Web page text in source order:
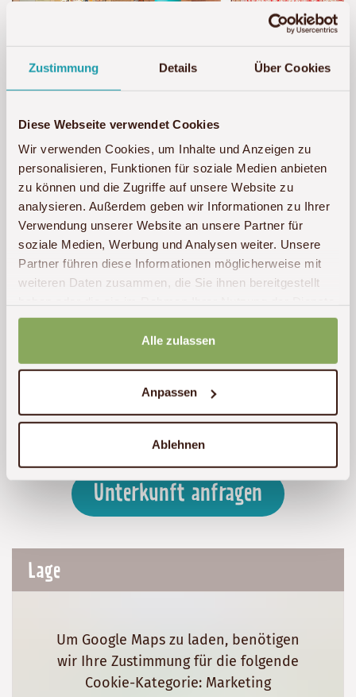
Zustimmung Details Über Cookies
Diese Webseite verwendet Cookies
Wir verwenden Cookies, um Inhalte und Anzeigen zu
personalisieren, Funktionen für soziale Medien anbieten
zu können und die Zugriffe auf unsere Website zu
analysieren. Außerdem geben wir Informationen zu Ihrer
Verwendung unserer Website an unsere Partner für
soziale Medien, Werbung und Analysen weiter. Unsere
Partner führen diese Informationen möglicherweise mit
weiteren Daten zusammen, die Sie ihnen bereitgestellt
gesammelt haben.
Alle zulassen
Anpassen
Ablehnen
Unterkunft anfragen
Lage
Um Google Maps zu laden, benötigen
wir Ihre Zustimmung für die folgende
Cookie-Kategorie: Marketing